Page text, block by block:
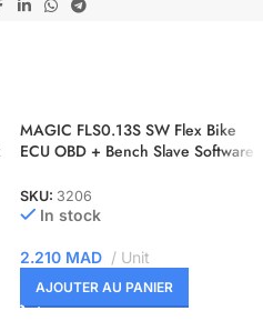
MAGIC FLS0.13S SW Flex Bike
ECU OBD + Bench Slave Software
SKU: 3206
In stock
2.210 MAD Unit
AJOUTER AU PANIER